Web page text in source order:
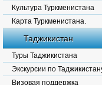
Культура Туркменистана
Карта Туркменистана.
Таджикистан
Туры Таджикистана
Экскурсии по
Визовая поддержка